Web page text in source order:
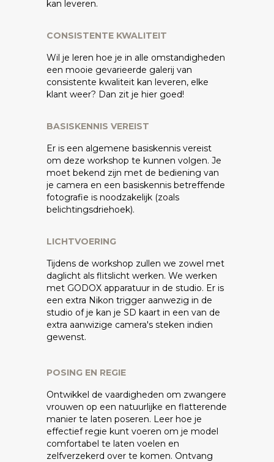
Ontwikkel de vaardigheden om zwangere
vrouwen op een natuurlijke en flatterende
manier te laten poseren. Leer hoe je
effectief regie kunt voeren om je model
comfortabel te laten voelen en
zelfverzekerd over te komen. Ontvang
POSING EN REGIE
kan leveren.
Wil je leren hoe je in alle omstandigheden
een mooie gevarieerde galerij van
consistente kwaliteit kan leveren, elke
klant weer? Dan zit je hier goed!
CONSISTENTE KWALITEIT
Er is een algemene basiskennis vereist
om deze workshop te kunnen volgen. Je
moet bekend zijn met de bediening van
je camera en een basiskennis betreffende
fotografie is noodzakelijk (zoals
belichtingsdriehoek).
BASISKENNIS VEREIST
Tijdens de workshop zullen we zowel met
daglicht als flitslicht werken. We werken
met GODOX apparatuur in de studio. Er is
een extra Nikon trigger aanwezig in de
studio of je kan je SD kaart in een van de
extra aanwizige camera's steken indien
gewenst.
LICHTVOERING